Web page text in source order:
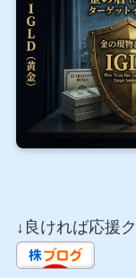
↓良ければ応援